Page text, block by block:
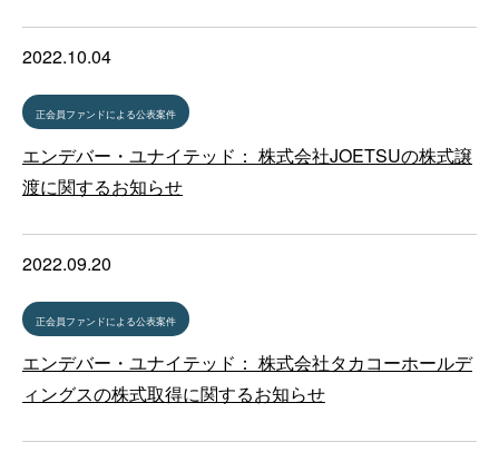
2022.10.04
正会員ファンドによる公表案件
エンデバー・ユナイテッド： 株式会社JOETSUの株式譲
渡に関するお知らせ
2022.09.20
正会員ファンドによる公表案件
エンデバー・ユナイテッド： 株式会社タカコーホールデ
ィングスの株式取得に関するお知らせ